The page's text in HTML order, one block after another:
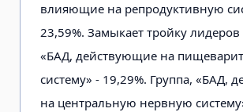
влияющие на репродуктивную
23,59%. Замыкает тройку лидеров
«БАД, действующие на
систему» - 19,29%. Группа, «БАД,
на центральную нервную